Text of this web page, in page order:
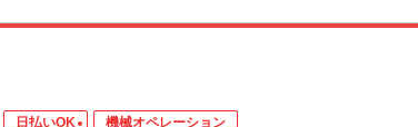
日払いOK 機械オペレーション